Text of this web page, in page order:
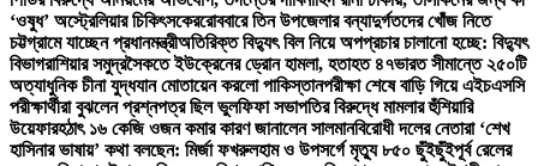
‘ওষুধ’ অস্ট্রেলিয়ার চিকিৎসকেররোববারে তিন উপজেলার বন্যাদুর্গতদের খোঁজ নিতে
চট্টগ্রামে যাচ্ছেন প্রধানমন্ত্রীঅতিরিক্ত বিদ্যুৎ বিল নিয়ে অপপ্রচার চালানো হচ্ছে: বিদ্যুৎ
বিভাগরাশিয়ার সমুদ্রসৈকতে ইউক্রেনের ড্রোন হামলা, হতাহত ৪৭ভারত সীমান্তে ২৫০টি
অত্যাধুনিক চীনা যুদ্ধযান মোতায়েন করলো পাকিস্তানপরীক্ষা শেষে বাড়ি গিয়ে এইচএসসি
পরীক্ষার্থীরা বুঝলেন প্রশ্নপত্র ছিল ভুলফিফা সভাপতির বিরুদ্ধে মামলার হুঁশিয়ারি
উয়েফারহঠাৎ ১৬ কেজি ওজন কমার কারণ জানালেন সালমানবিরোধী দলের নেতারা ‘শেখ
হাসিনার ভাষায়’ কথা বলছেন: মির্জা ফখরুলহাম ও উপসর্গে মৃত্যু ৮৫০ ছুঁইছুঁইপূর্ব রেলের